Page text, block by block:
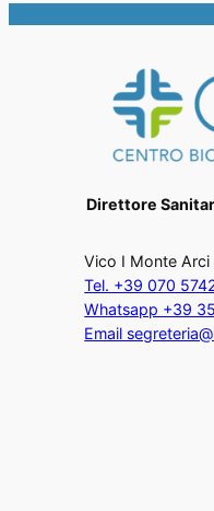
Direttore
Vico I Monte
Tel. +39 070
Whatsapp +39
Email